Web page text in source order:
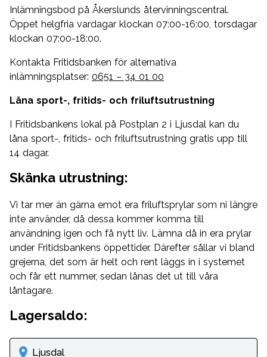
Inlämningsbod på Åkerslunds återvinningscentral.
Öppet helgfria vardagar klockan 07:00-16:00, torsdagar
klockan 07:00-18:00.
Kontakta Fritidsbanken för alternativa
inlämningsplatser: 0651 – 34 01 00
Låna sport-, fritids- och friluftsutrustning
I Fritidsbankens lokal på Postplan 2 i Ljusdal kan du
låna sport-, fritids- och friluftsutrustning gratis upp till
14 dagar.
Skänka utrustning:
Vi tar mer än gärna emot era friluftsprylar som ni längre
inte använder, då dessa kommer komma till
användning igen och få nytt liv. Lämna då in era prylar
under Fritidsbankens öppettider. Därefter sållar vi bland
grejerna, det som är helt och rent läggs in i systemet
och får ett nummer, sedan lånas det ut till våra
låntagare.
Lagersaldo:
Ljusdal